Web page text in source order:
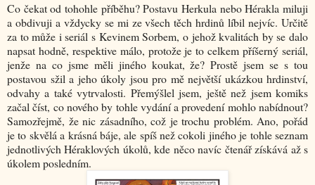
Co čekat od tohohle příběhu? Postavu Herkula nebo Hérakla miluji
a obdivuji a vždycky se mi ze všech těch hrdinů líbil nejvíc. Určitě
za to může i seriál s Kevinem Sorbem, o jehož kvalitách by se dalo
napsat hodně, respektive málo, protože je to celkem příšerný seriál,
jenže na co jsme měli jiného koukat, že? Prostě jsem se s tou
postavou sžil a jeho úkoly jsou pro mě největší ukázkou hrdinství,
odvahy a také vytrvalosti. Přemýšlel jsem, ještě než jsem komiks
začal číst, co nového by tohle vydání a provedení mohlo nabídnout?
Samozřejmě, že nic zásadního, což je trochu problém. Ano, pořád
je to skvělá a krásná báje, ale spíš než cokoli jiného je tohle seznam
jednotlivých Héraklových úkolů, kde něco navíc čtenář získává až s
úkolem posledním.